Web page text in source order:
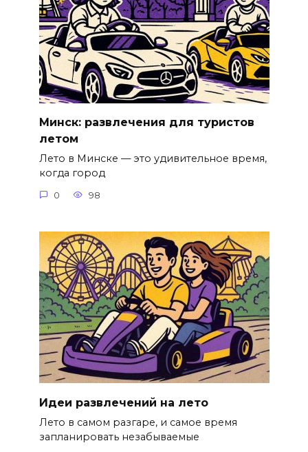
Минск: развлечения для туристов
летом
Лето в Минске — это удивительное время,
когда город
0 98
Идеи развлечений на лето
Лето в самом разгаре, и самое время
запланировать незабываемые